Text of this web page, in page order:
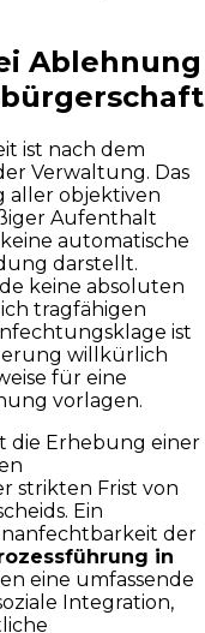
Ablehnung
ist nach dem
Verwaltung. Das
aller objektiven
Aufenthalt
automatische
darstellt.
keine absoluten
tragfähigen
ist
willkürlich
für eine
vorlagen.
die Erhebung einer
strikten Frist von
Ein
der
in
eine umfassende
Integration,